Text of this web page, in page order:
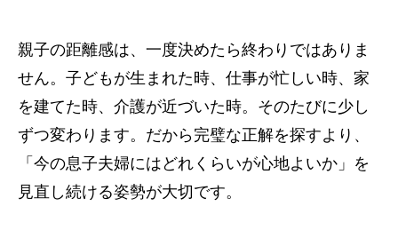
親子の距離感は、一度決めたら終わりではありま
せん。子どもが生まれた時、仕事が忙しい時、家
を建てた時、介護が近づいた時。そのたびに少し
ずつ変わります。だから完璧な正解を探すより、
「今の息子夫婦にはどれくらいが心地よいか」を
見直し続ける姿勢が大切です。